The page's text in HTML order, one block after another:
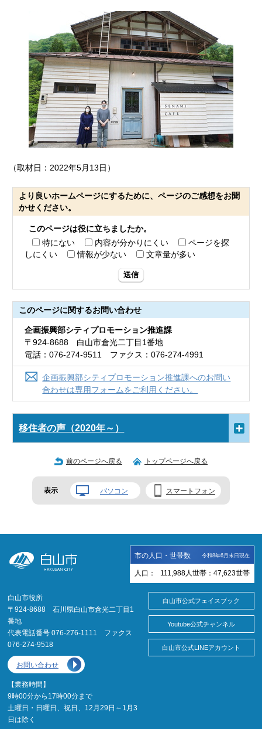
（取材日：2022年5月13日）
より良いホームページにするために、ページのご感想をお聞
かせください。
このページは役に立ちましたか。
特にない
内容が分かりにくい
ページを探
しにくい
情報が少ない 文章量が多い
送信
このページに関するお問い合わせ
企画振興部シティプロモーション推進課
〒924-8688 白山市倉光二丁目1番地
電話：076-274-9511 ファクス：076-274-4991
企画振興部シティプロモーション推進課へのお問い
合わせは専用フォームをご利用ください。
移住者の声（2020年～）
前のページへ戻る トップページへ戻る
表示 パソコン スマートフォン
市の人口・世帯数 令和8年6月末日現在
人口： 111,988 人 世帯： 47,623世帯
白山市役所
〒924-8688 石川県白山市倉光二丁目1
番地
代表電話番号 076-276-1111 ファクス
076-274-9518
お問い合わせ
【業務時間】
9時00分から17時00分まで
土曜日・日曜日、祝日、12月29日～1月3
日は除く
白山市公式フェイスブック
Youtube公式チャンネル
白山市公式LINEアカウント